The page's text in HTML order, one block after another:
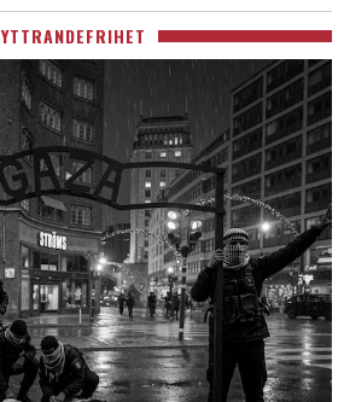
YTTRANDEFRIHET